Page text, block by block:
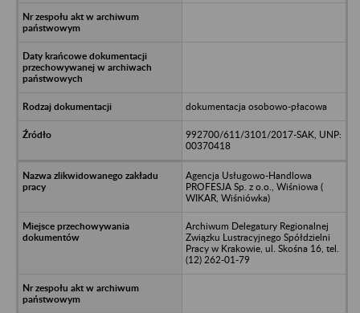
dokumentacja osobowo-płacowa
992700/611/3101/2017-SAK, UNP:
00370418
Agencja Usługowo-Handlowa
PROFESJA Sp. z o.o., Wiśniowa (
WIKAR, Wiśniówka)
Archiwum Delegatury Regionalnej
Związku Lustracyjnego Spółdzielni
Pracy w Krakowie, ul. Skośna 16, tel.
(12) 262-01-79